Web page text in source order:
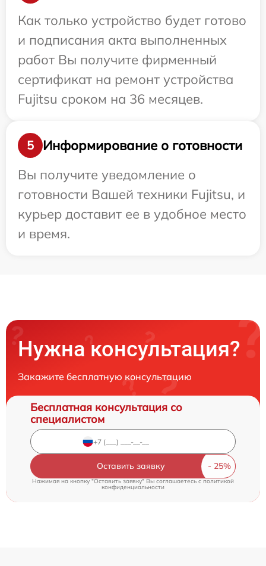
Как только устройство будет готово
и подписания акта выполненных
работ Вы получите фирменный
сертификат на ремонт устройства
Fujitsu сроком на 36 месяцев.
5
Информирование о готовности
Вы получите уведомление о
готовности Вашей техники Fujitsu, и
курьер доставит ее в удобное место
и время.
Нужна консультация?
Закажите бесплатную консультацию
Бесплатная консультация со
специалистом
Оставить заявку
Нажимая на кнопку "Оставить заявку" Вы соглашаетесь c политикой
конфиденциальности